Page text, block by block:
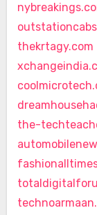
thekrtagy.com
the-